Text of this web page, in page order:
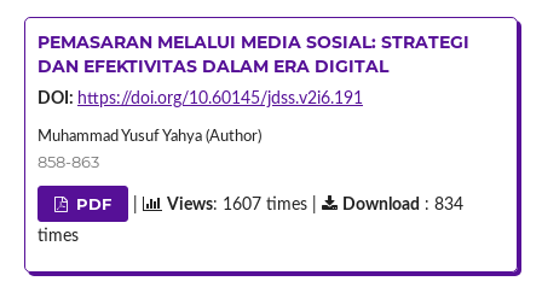
PEMASARAN MELALUI MEDIA SOSIAL: STRATEGI
DAN EFEKTIVITAS DALAM ERA DIGITAL
DOI: https://doi.org/10.60145/jdss.v2i6.191
Muhammad Yusuf Yahya (Author)
858-863
PDF Views: 1607 times | Download : 834
times